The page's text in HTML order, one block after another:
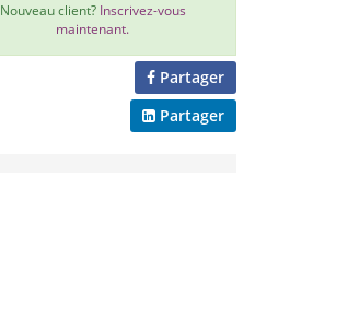
Nouveau client? Inscrivez-vous
maintenant.
Partager
Partager